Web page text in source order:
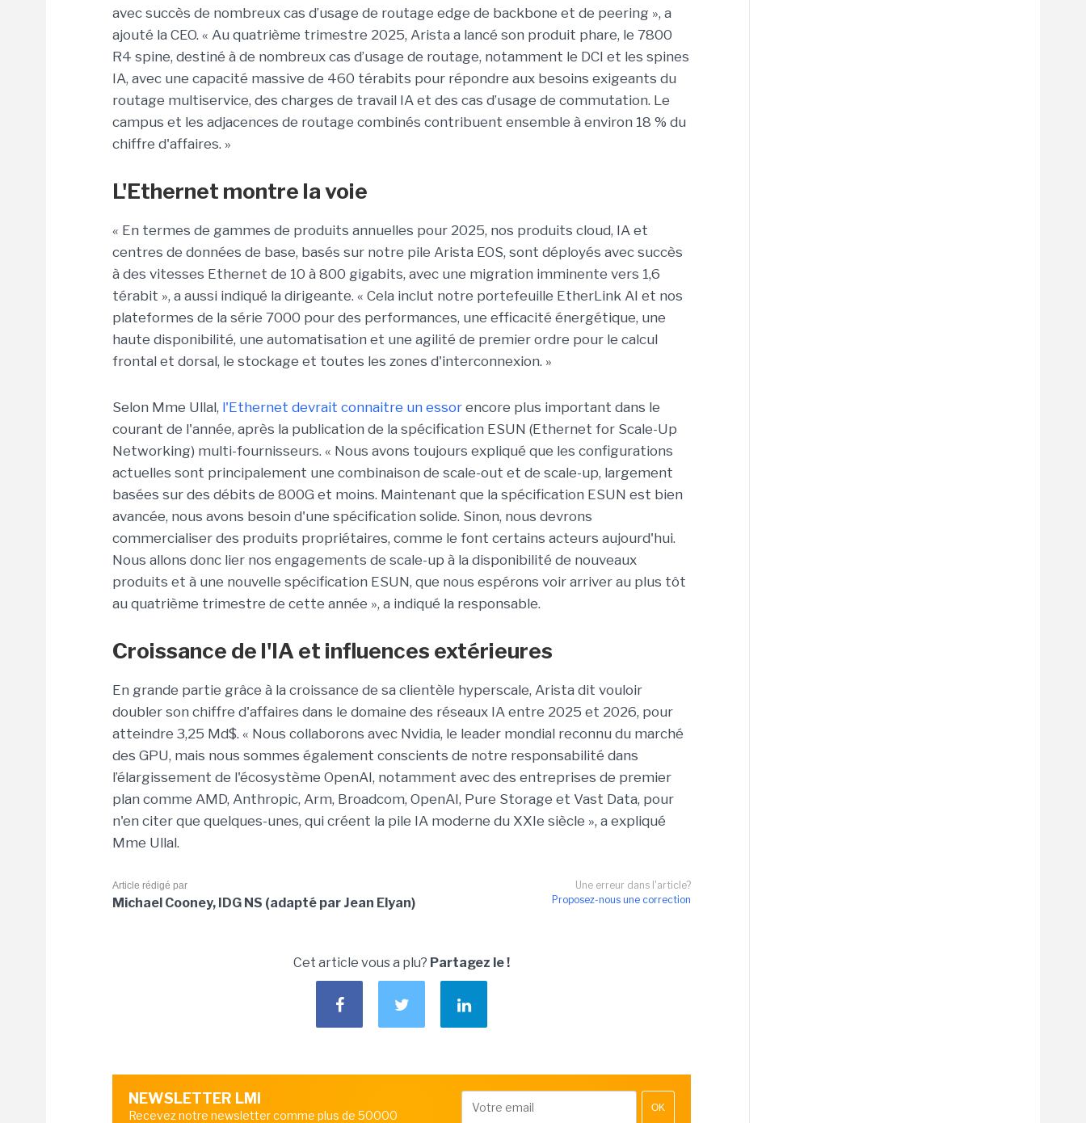
avec succès de nombreux cas d’usage de routage edge de backbone et de peering », a
ajouté la CEO. « Au quatrième trimestre 2025, Arista a lancé son produit phare, le 7800
R4 spine, destiné à de nombreux cas d’usage de routage, notamment le DCI et les spines
IA, avec une capacité massive de 460 térabits pour répondre aux besoins exigeants du
routage multiservice, des charges de travail IA et des cas d’usage de commutation. Le
campus et les adjacences de routage combinés contribuent ensemble à environ 18 % du
chiffre d'affaires. »
L'Ethernet montre la voie
« En termes de gammes de produits annuelles pour 2025, nos produits cloud, IA et
centres de données de base, basés sur notre pile Arista EOS, sont déployés avec succès
à des vitesses Ethernet de 10 à 800 gigabits, avec une migration imminente vers 1,6
térabit », a aussi indiqué la dirigeante. « Cela inclut notre portefeuille EtherLink AI et nos
plateformes de la série 7000 pour des performances, une efficacité énergétique, une
haute disponibilité, une automatisation et une agilité de premier ordre pour le calcul
frontal et dorsal, le stockage et toutes les zones d'interconnexion. »
Selon Mme Ullal, l'Ethernet devrait connaitre un essor encore plus important dans le
courant de l'année, après la publication de la spécification ESUN (Ethernet for Scale-Up
Networking) multi-fournisseurs. « Nous avons toujours expliqué que les configurations
actuelles sont principalement une combinaison de scale-out et de scale-up, largement
basées sur des débits de 800G et moins. Maintenant que la spécification ESUN est bien
avancée, nous avons besoin d'une spécification solide. Sinon, nous devrons
commercialiser des produits propriétaires, comme le font certains acteurs aujourd'hui.
Nous allons donc lier nos engagements de scale-up à la disponibilité de nouveaux
produits et à une nouvelle spécification ESUN, que nous espérons voir arriver au plus tôt
au quatrième trimestre de cette année », a indiqué la responsable.
Croissance de l'IA et influences extérieures
En grande partie grâce à la croissance de sa clientèle hyperscale, Arista dit vouloir
doubler son chiffre d'affaires dans le domaine des réseaux IA entre 2025 et 2026, pour
atteindre 3,25 Md$. « Nous collaborons avec Nvidia, le leader mondial reconnu du marché
des GPU, mais nous sommes également conscients de notre responsabilité dans
l’élargissement de l'écosystème OpenAI, notamment avec des entreprises de premier
plan comme AMD, Anthropic, Arm, Broadcom, OpenAI, Pure Storage et Vast Data, pour
n'en citer que quelques-unes, qui créent la pile IA moderne du XXIe siècle », a expliqué
Mme Ullal.
Une erreur dans l'article?
Proposez-nous une correction
Article rédigé par
Michael Cooney, IDG NS (adapté par Jean Elyan)
Cet article vous a plu? Partagez le !
NEWSLETTER LMI
Recevez notre newsletter comme plus de 50000
OK